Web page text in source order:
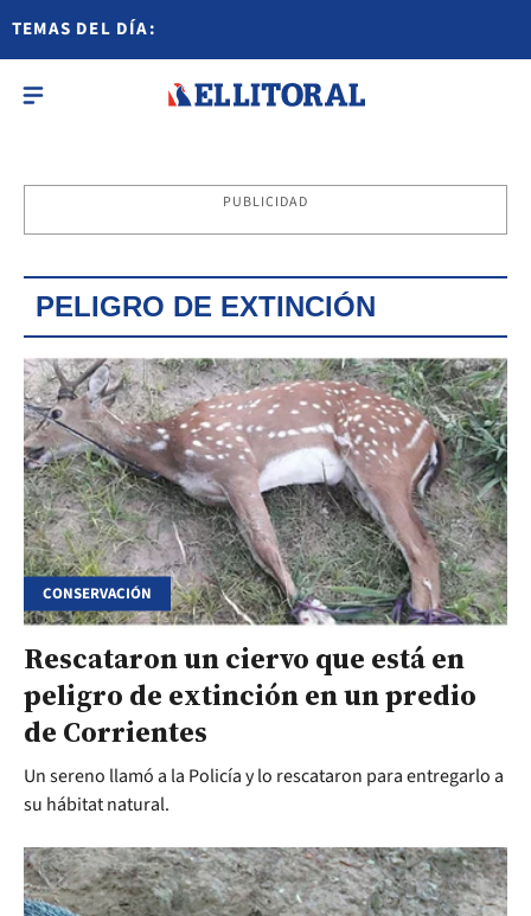
TEMAS DEL DÍA:
PUBLICIDAD
PELIGRO DE EXTINCIÓN
CONSERVACIÓN
Rescataron un ciervo que está en
peligro de extinción en un predio
de Corrientes
Un sereno llamó a la Policía y lo rescataron para entregarlo a
su hábitat natural.